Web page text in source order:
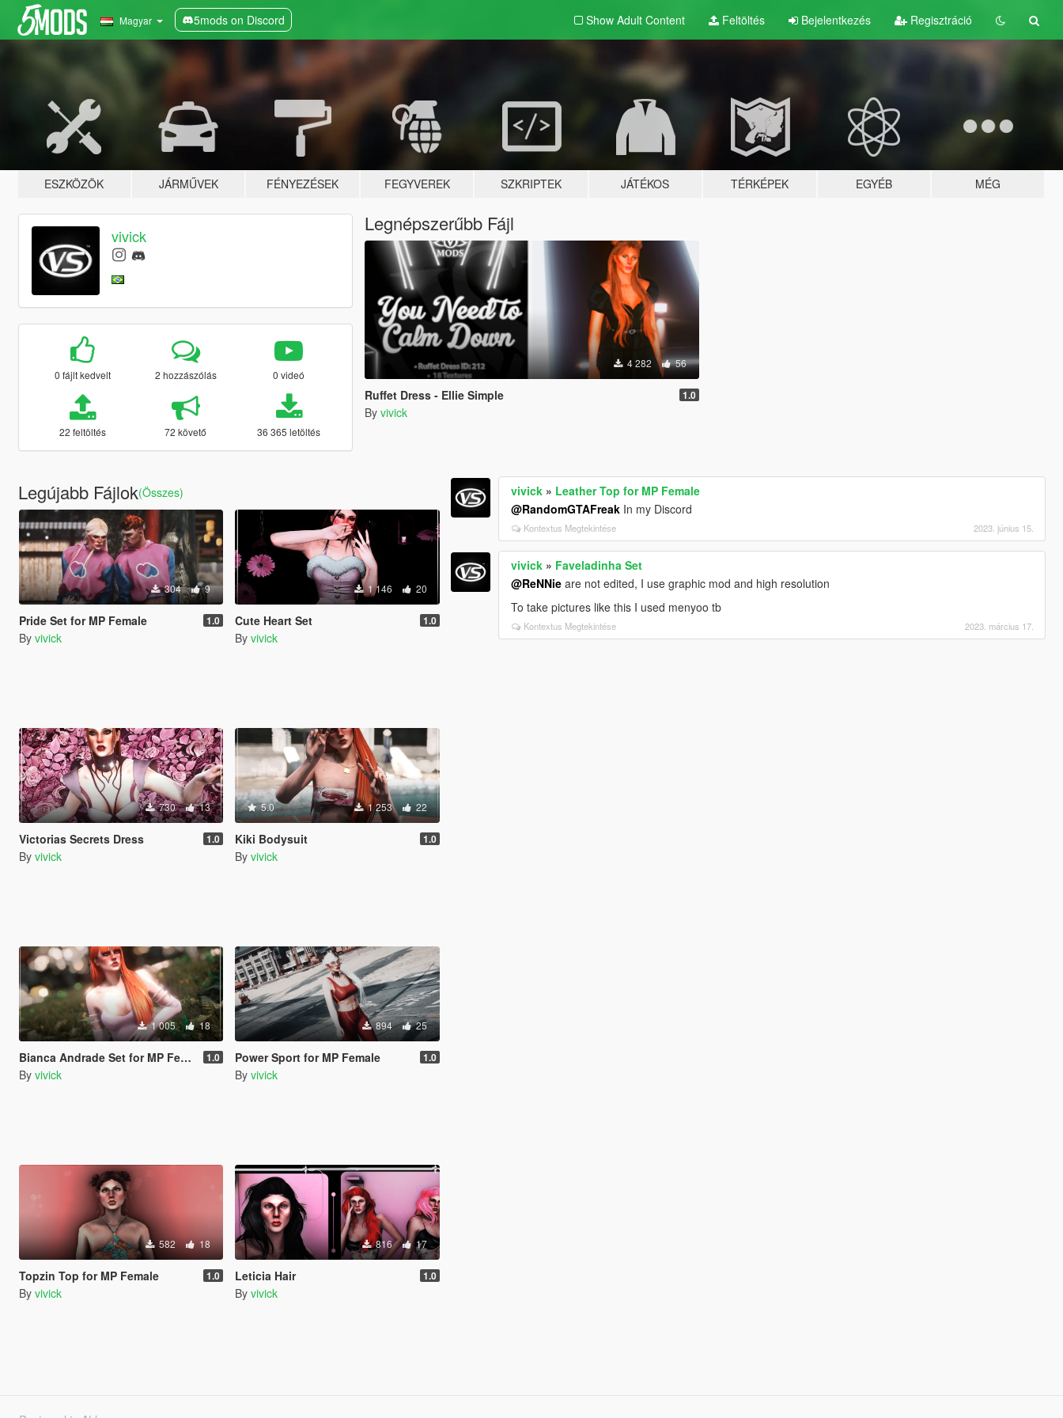
Magyar 5mods on Discord Show Adult Content Feltöltés Bejelentkezés Regisztráció
ESZKÖZÖK JÁRMŰVEK FÉNYEZÉSEK FEGYVEREK SZKRIPTEK JÁTÉKOS TÉRKÉPEK EGYÉB MÉG
vivick
0 fájlt kedvelt 2 hozzászólás 0 videó
22 feltöltés 72 követő 36 365 letöltés
Legnépszerűbb Fájl
4 282 56
Ruffet Dress - Ellie Simple 1.0
By vivick
Legújabb Fájlok(Összes)
304 9
Pride Set for MP Female 1.0
By vivick
1 146 20
Cute Heart Set 1.0
By vivick
730 13
Victorias Secrets Dress 1.0
By vivick
5.0 1 253 22
Kiki Bodysuit 1.0
By vivick
1 005 18
Bianca Andrade Set for MP Female 1.0
By vivick
894 25
Power Sport for MP Female 1.0
By vivick
582 18
Topzin Top for MP Female 1.0
By vivick
816 17
Leticia Hair 1.0
By vivick
vivick » Leather Top for MP Female
@RandomGTAFreak In my Discord
Kontextus Megtekintése 2023. június 15.
vivick » Faveladinha Set
@ReNNie are not edited, I use graphic mod and high resolution
To take pictures like this I used menyoo tb
Kontextus Megtekintése 2023. március 17.